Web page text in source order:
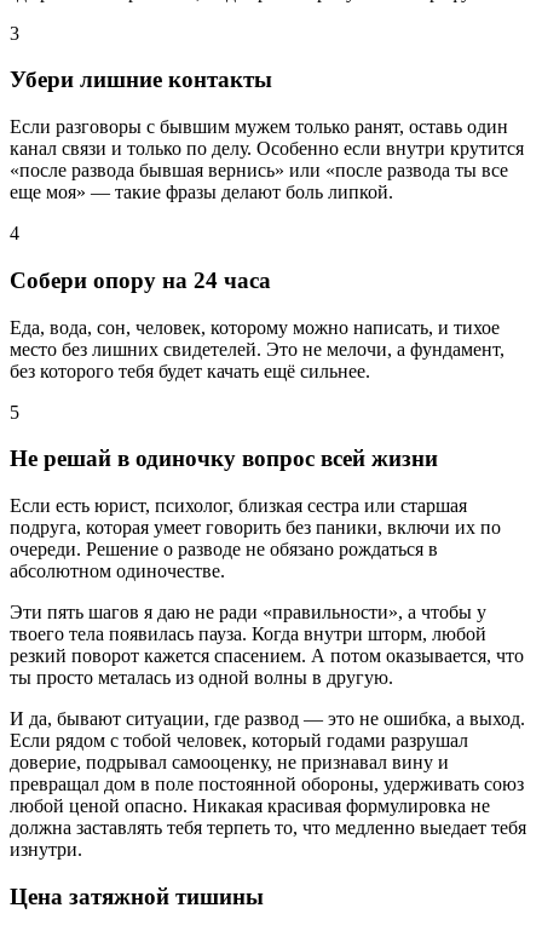
3
Убери лишние контакты
Если разговоры с бывшим мужем только ранят, оставь один
канал связи и только по делу. Особенно если внутри крутится
«после развода бывшая вернись» или «после развода ты все
еще моя» — такие фразы делают боль липкой.
4
Собери опору на 24 часа
Еда, вода, сон, человек, которому можно написать, и тихое
место без лишних свидетелей. Это не мелочи, а фундамент,
без которого тебя будет качать ещё сильнее.
5
Не решай в одиночку вопрос всей жизни
Если есть юрист, психолог, близкая сестра или старшая
подруга, которая умеет говорить без паники, включи их по
очереди. Решение о разводе не обязано рождаться в
абсолютном одиночестве.
Эти пять шагов я даю не ради «правильности», а чтобы у
твоего тела появилась пауза. Когда внутри шторм, любой
резкий поворот кажется спасением. А потом оказывается, что
ты просто металась из одной волны в другую.
И да, бывают ситуации, где развод — это не ошибка, а выход.
Если рядом с тобой человек, который годами разрушал
доверие, подрывал самооценку, не признавал вину и
превращал дом в поле постоянной обороны, удерживать союз
любой ценой опасно. Никакая красивая формулировка не
должна заставлять тебя терпеть то, что медленно выедает тебя
изнутри.
Цена затяжной тишины